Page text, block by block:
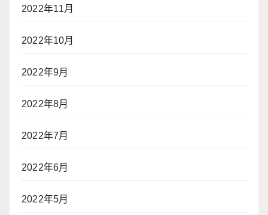
2022年11月
2022年10月
2022年9月
2022年8月
2022年7月
2022年6月
2022年5月